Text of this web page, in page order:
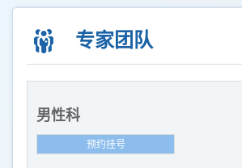
专家团队
男性科
预约挂号